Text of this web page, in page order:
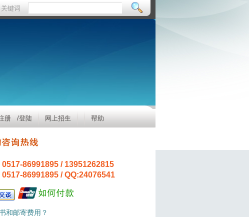
关键词
册 /登陆 网上招生 帮助
0517-86991895 / 13951262815
0517-86991895 / QQ:24076541
和邮寄费用？